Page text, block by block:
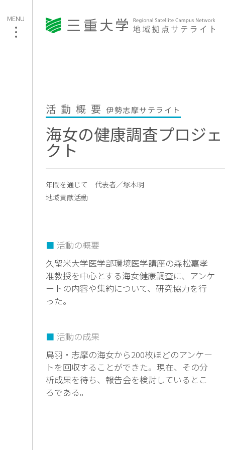
活動概要 伊勢志摩サテライト
海女の健康調査プロジェ
クト
年間を通じて 代表者／塚本明
地域貢献活動
活動の概要
久留米大学医学部環境医学講座の森松嘉孝
准教授を中心とする海女健康調査に、アンケ
ートの内容や集約について、研究協力を行
った。
活動の成果
鳥羽・志摩の海女から200枚ほどのアンケー
トを回収することができた。現在、その分
析成果を待ち、報告会を検討しているとこ
ろである。